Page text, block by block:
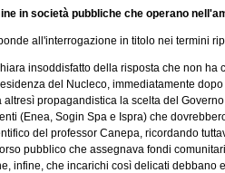
in società pubbliche che operano
all'interrogazione in titolo nei termini
insoddisfatto della risposta che non ha
del Nucleco, immediatamente
propagandistica la scelta del
(Enea, Sogin Spa e Ispra) che
del professor Canepa, ricordando
pubblico che assegnava fondi
infine, che incarichi così delicati debbano